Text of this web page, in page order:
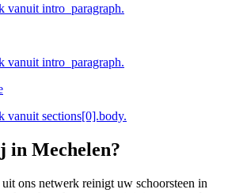
vanuit intro_paragraph.
vanuit intro_paragraph.
vanuit sections[0].body.
in Mechelen?
ons netwerk reinigt uw schoorsteen in